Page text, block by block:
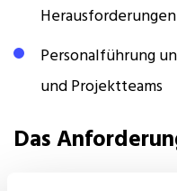
Personalführung
und Projektteams
Das